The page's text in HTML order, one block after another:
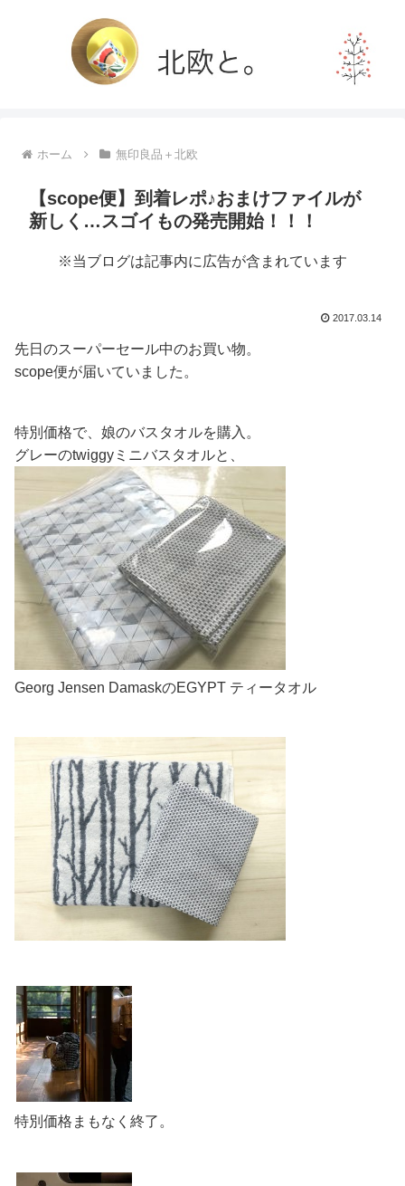
ホーム 無印良品＋北欧
【scope便】到着レポ♪おまけファイルが
新しく…スゴイもの発売開始！！！
※当ブログは記事内に広告が含まれています
2017.03.14
先日のスーパーセール中のお買い物。
scope便が届いていました。
特別価格で、娘のバスタオルを購入。
グレーのtwiggyミニバスタオルと、
Georg Jensen DamaskのEGYPT ティータオル
特別価格まもなく終了。